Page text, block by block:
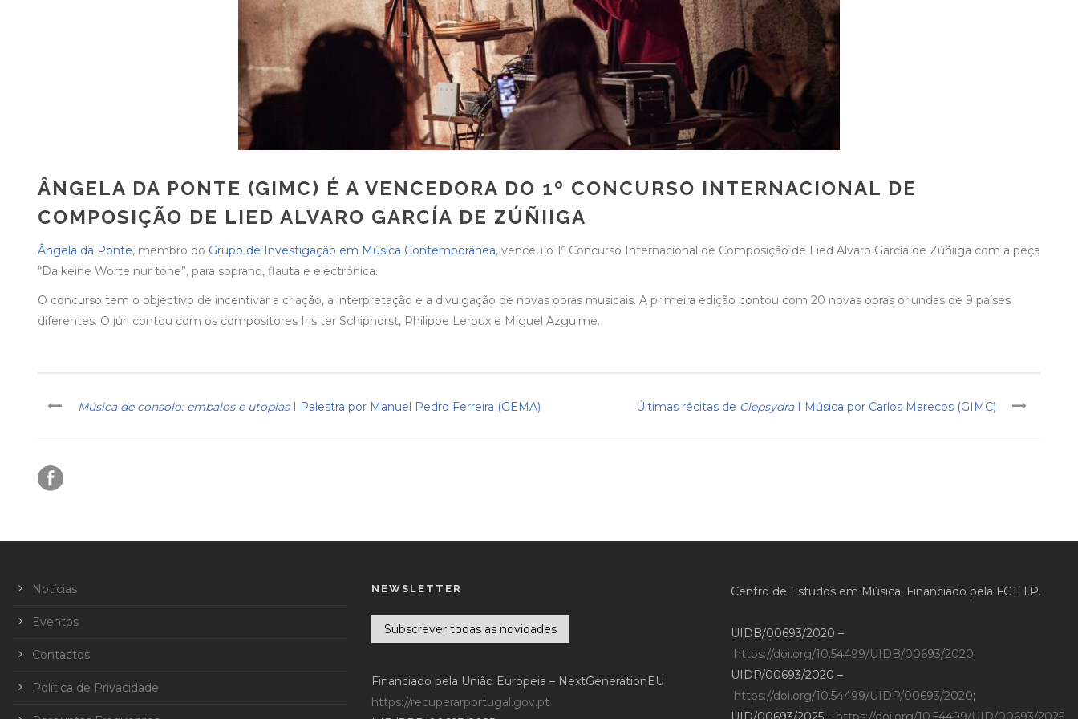
ÂNGELA DA PONTE (GIMC) É A VENCEDORA DO 1º CONCURSO INTERNACIONAL DE
COMPOSIÇÃO DE LIED ALVARO GARCÍA DE ZÚÑIIGA
Ângela da Ponte, membro do Grupo de Investigação em Música Contemporânea, venceu o 1º Concurso Internacional de Composição de Lied Alvaro García de Zúñiiga com a peça
“Da keine Worte nur töne”, para soprano, flauta e electrónica.
O concurso tem o objectivo de incentivar a criação, a interpretação e a divulgação de novas obras musicais. A primeira edição contou com 20 novas obras oriundas de 9 países
diferentes. O júri contou com os compositores Iris ter Schiphorst, Philippe Leroux e Miguel Azguime.
Música de consolo: embalos e utopias I Palestra por Manuel Pedro Ferreira (GEMA) Últimas récitas de ClepsydraI Música por Carlos Marecos (GIMC)
Notícias
Eventos
Contactos
Política de Privacidade
NEWSLETTER
Subscrever todas as novidades
Financiado pela União Europeia – NextGenerationEU
https://recuperarportugal.gov.pt
Centro de Estudos em Música. Financiado pela FCT, I.P.
UIDB/00693/2020 –
https://doi.org/10.54499/UIDB/00693/2020;
UIDP/00693/2020 –
https://doi.org/10.54499/UIDP/00693/2020;